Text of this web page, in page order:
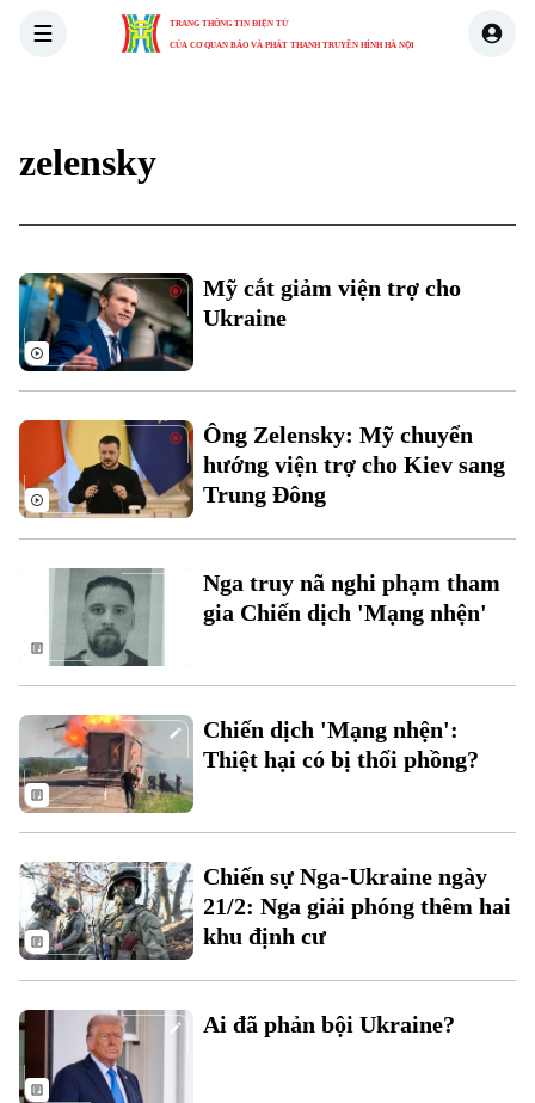
TRANG THÔNG TIN ĐIỆN TỬ
CỦA CƠ QUAN BÁO VÀ PHÁT THANH TRUYỀN HÌNH HÀ NỘI
Xu hướng
Chuyên mục
Thời sự
Hà Nội
Xã hội
An ninh trật tự
Hà Nội
Người Hà Nội
Khoảnh khắc Hà Nội
Ẩm thực
Thế giới
Tin tức
Quân sự
Người Việt 4 phương
Kinh tế
Cafe sáng
Tin tức
Tàu và Xe
zelensky
Mỹ cắt giảm viện trợ cho
Ukraine
Ông Zelensky: Mỹ chuyển
hướng viện trợ cho Kiev sang
Trung Đông
Nga truy nã nghi phạm tham
gia Chiến dịch 'Mạng nhện'
Chiến dịch 'Mạng nhện':
Thiệt hại có bị thổi phồng?
Chiến sự Nga-Ukraine ngày
21/2: Nga giải phóng thêm hai
khu định cư
Ai đã phản bội Ukraine?